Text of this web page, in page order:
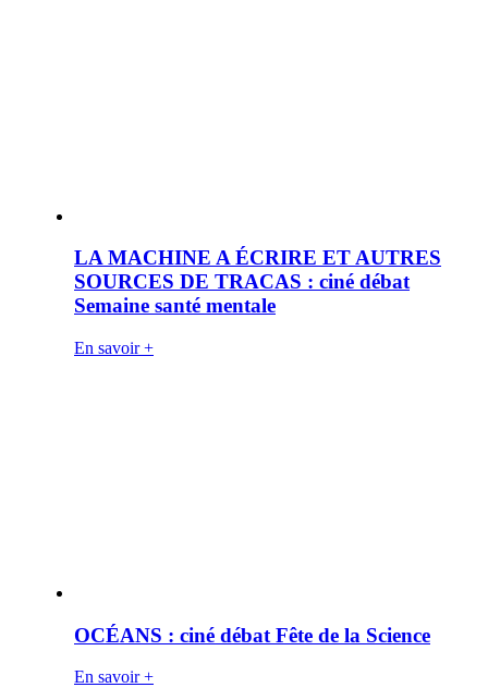
LA MACHINE A ÉCRIRE ET AUTRES
SOURCES DE TRACAS : ciné débat
Semaine santé mentale
En savoir +
OCÉANS : ciné débat Fête de la Science
En savoir +